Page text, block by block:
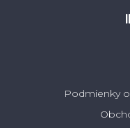
Podmienky